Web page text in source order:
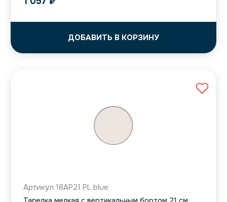
ДОБАВИТЬ В КОРЗИНУ
Артикул 18AP21 PL blue